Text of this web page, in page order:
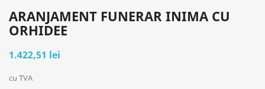
ARANJAMENT FUNERAR INIMA CU
ORHIDEE
1.422,51 lei
cu TVA